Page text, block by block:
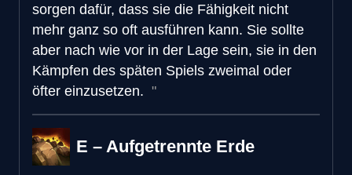
sorgen dafür, dass sie die Fähigkeit nicht
mehr ganz so oft ausführen kann. Sie sollte
aber nach wie vor in der Lage sein, sie in den
Kämpfen des späten Spiels zweimal oder
öfter einzusetzen.
E – Aufgetrennte Erde